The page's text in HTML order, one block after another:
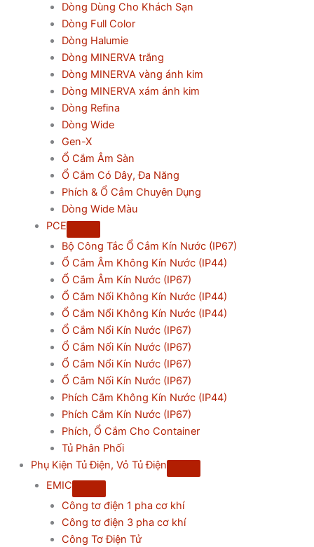
Dòng Dùng Cho Khách Sạn
Dòng Full Color
Dòng Halumie
Dòng MINERVA trắng
Dòng MINERVA vàng ánh kim
Dòng MINERVA xám ánh kim
Dòng Refina
Dòng Wide
Gen-X
Ổ Cắm Âm Sàn
Ổ Cắm Có Dây, Đa Năng
Phích & Ổ Cắm Chuyên Dụng
Dòng Wide Màu
PCE
Bộ Công Tắc Ổ Cắm Kín Nước (IP67)
Ổ Cắm Âm Không Kín Nước (IP44)
Ổ Cắm Âm Kín Nước (IP67)
Ổ Cắm Nối Không Kín Nước (IP44)
Ổ Cắm Nổi Không Kín Nước (IP44)
Ổ Cắm Nổi Kín Nước (IP67)
Ổ Cắm Nối Kín Nước (IP67)
Ổ Cắm Nổi Kín Nước (IP67)
Ổ Cắm Nối Kín Nước (IP67)
Phích Cắm Không Kín Nước (IP44)
Phích Cắm Kín Nước (IP67)
Phích, Ổ Cắm Cho Container
Tủ Phân Phối
Phụ Kiện Tủ Điện, Vỏ Tủ Điện
EMIC
Công tơ điện 1 pha cơ khí
Công tơ điện 3 pha cơ khí
Công Tơ Điện Tử